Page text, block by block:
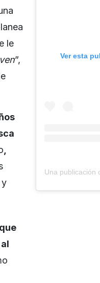
le
”,
y
Ver esta